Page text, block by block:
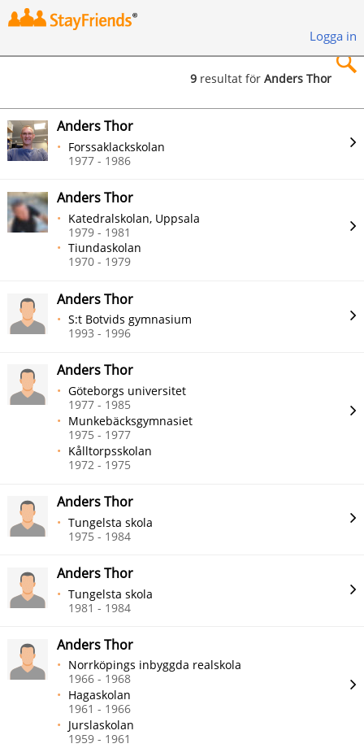
Logga in
Sök
9 resultat förAnders Thor
Anders Thor
Forssaklackskolan
1977 - 1986
Anders Thor
Katedralskolan, Uppsala
1979 - 1981
Tiundaskolan
1970 - 1979
Anders Thor
S:t Botvids gymnasium
1993 - 1996
Anders Thor
Göteborgs universitet
1977 - 1985
Munkebäcksgymnasiet
1975 - 1977
Kålltorpsskolan
1972 - 1975
Anders Thor
Tungelsta skola
1975 - 1984
Anders Thor
Tungelsta skola
1981 - 1984
Anders Thor
Norrköpings inbyggda realskola
1966 - 1968
Hagaskolan
1961 - 1966
Jurslaskolan
1959 - 1961